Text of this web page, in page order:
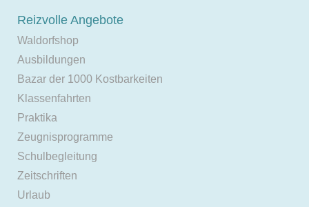
Reizvolle Angebote
Waldorfshop
Ausbildungen
Bazar der 1000 Kostbarkeiten
Klassenfahrten
Praktika
Zeugnisprogramme
Schulbegleitung
Zeitschriften
Urlaub